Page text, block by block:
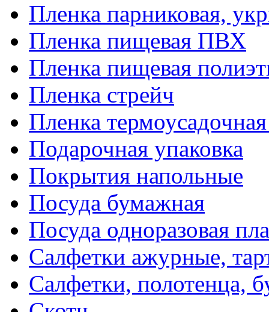
Пленка парниковая,
Пленка пищевая ПВХ
Пленка пищевая
Пленка стрейч
Пленка
Подарочная упаковка
Покрытия напольные
Посуда бумажная
Посуда одноразовая
Салфетки ажурные,
Салфетки, полотенца,